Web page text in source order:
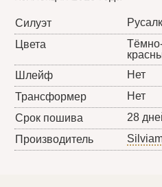
Силуэт
Цвета
Шлейф
Нет
Трансформер
Нет
Срок пошива
28
Производитель